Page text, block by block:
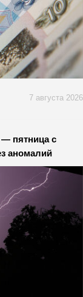
7 августа 2026
— пятница с
аномалий